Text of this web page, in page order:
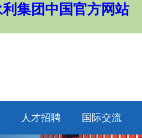
集团中国官方网站
人才招聘 国际交流